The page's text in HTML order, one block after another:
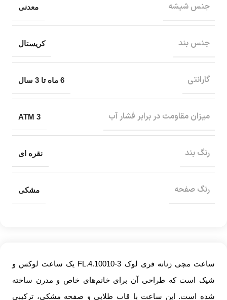
ساعت مچی زنانه فری لوک FL.4.10010-3 یک ساعت لوکس و
شیک است که طراحی آن برای خانم‌های خاص و مدرن ساخته
شده است. این ساعت با قاب طلایی و صفحه مشکی، ترکیبی
جنس شیشه معدنی
جنس بند کریستال
گارانتی 6 ماه تا 3 سال
میزان مقاومت در برابر فشار آب 3 ATM
رنگ بند نقره ای
رنگ صفحه مشکی